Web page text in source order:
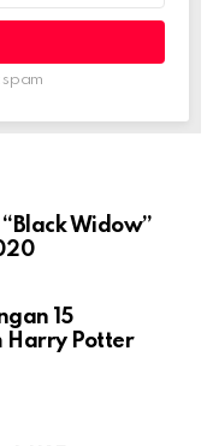
Widow”
15
Harry Potter